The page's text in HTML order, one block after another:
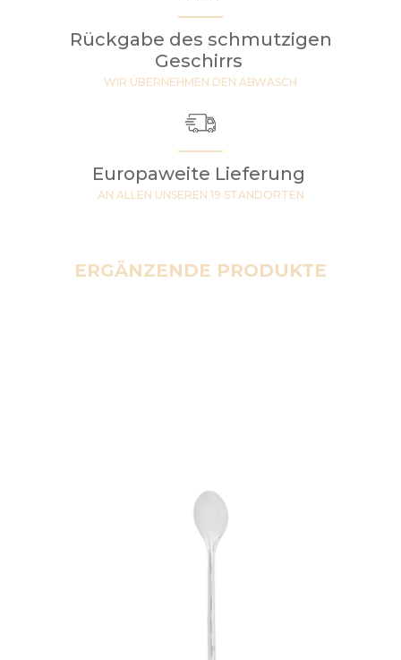
Rückgabe des schmutzigen
Geschirrs
WIR ÜBERNEHMEN DEN ABWASCH
Europaweite Lieferung
AN ALLEN UNSEREN 19 STANDORTEN
ERGÄNZENDE PRODUKTE